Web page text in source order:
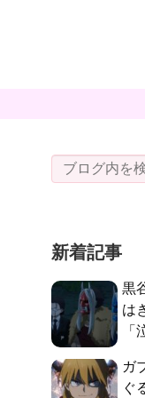
新着記事
黒
は
「
ガ
ぐ